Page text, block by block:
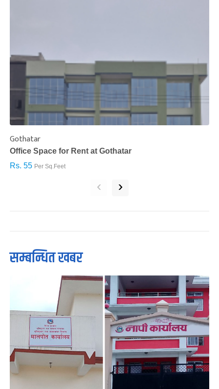
Gothatar
Office Space for Rent at Gothatar
Rs. 55 Per Sq.Feet
‹ ›
सम्बन्धित खबर